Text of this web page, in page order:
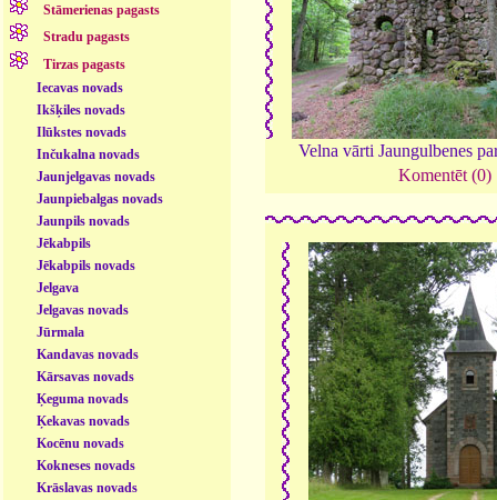
Stāmerienas pagasts
Stradu pagasts
Tirzas pagasts
Iecavas novads
Ikšķiles novads
Ilūkstes novads
Inčukalna novads
Jaunjelgavas novads
Jaunpiebalgas novads
Jaunpils novads
Jēkabpils
Jēkabpils novads
Jelgava
Jelgavas novads
Jūrmala
Kandavas novads
Kārsavas novads
Ķeguma novads
Ķekavas novads
Kocēnu novads
Kokneses novads
Krāslavas novads
Velna vārti Jaungulbenes
Komentēt (0)